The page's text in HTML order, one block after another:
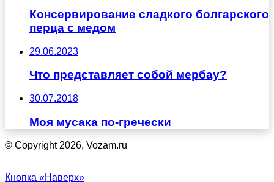
Консервирование сладкого болгарского
перца с медом
29.06.2023
Что представляет собой мербау?
30.07.2018
Моя мусака по-гречески
© Copyright 2026, Vozam.ru
Кнопка «Наверх»